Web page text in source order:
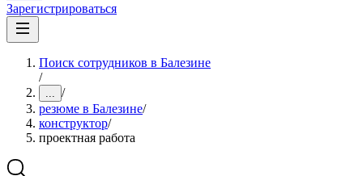
Зарегистрироваться
Поиск сотрудников в Балезине
/
... /
резюме в Балезине/
конструктор/
проектная работа